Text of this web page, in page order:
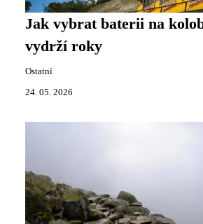
Jak vybrat baterii na
vydrží roky
Ostatní
24. 05. 2026